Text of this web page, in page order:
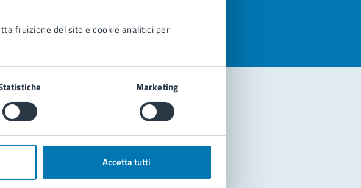
fruizione del sito e cookie analitici per
Marketing
Accetta tutti